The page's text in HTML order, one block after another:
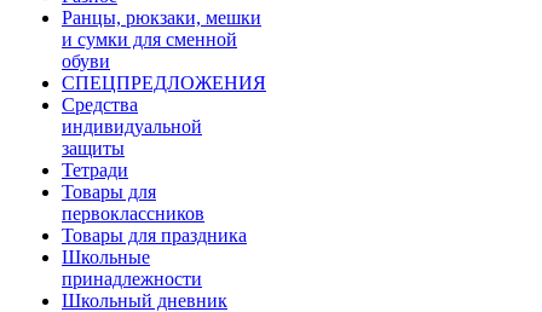
Ранцы, рюкзаки, мешки
и сумки для сменной
обуви
СПЕЦПРЕДЛОЖЕНИЯ
Средства
индивидуальной
защиты
Тетради
Товары для
первоклассников
Товары для праздника
Школьные
принадлежности
Школьный дневник